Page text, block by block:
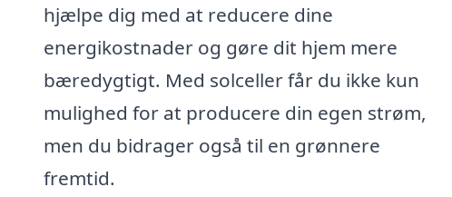
hjælpe dig med at reducere dine
energikostnader og gøre dit hjem mere
bæredygtigt. Med solceller får du ikke kun
mulighed for at producere din egen strøm,
men du bidrager også til en grønnere
fremtid.